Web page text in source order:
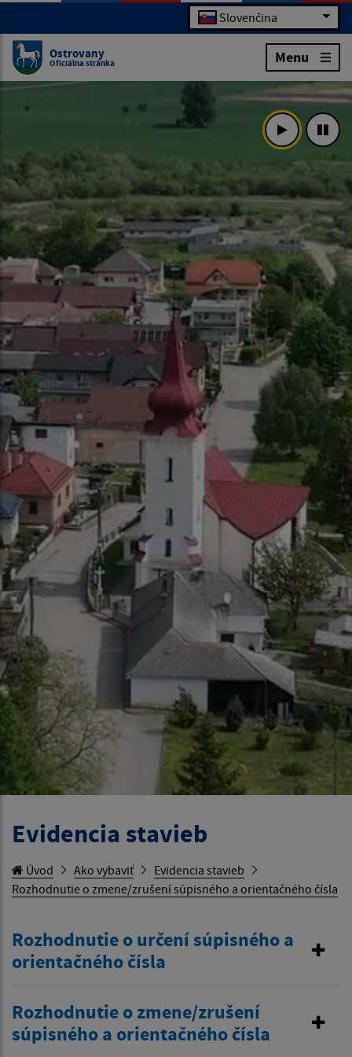
Slovenčina
Ostrovany
Oficiálna stránka Menu
Evidencia stavieb
Úvod Ako vybaviť
Evidencia stavieb
Rozhodnutie o zmene/zrušení súpisného a orientačného čísla
Rozhodnutie o určení súpisného a
orientačného čísla
Rozhodnutie o zmene/zrušení
súpisného a orientačného čísla